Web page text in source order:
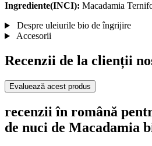
Ingrediente(INCI): Macadamia
Despre uleiurile bio de îngrijire
Accesorii
Recenzii de la clienții
Evaluează acest produs
recenzii în română
de nuci de Macadamia